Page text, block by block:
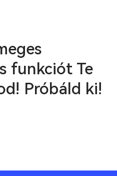
funkciót Te
Próbáld ki!